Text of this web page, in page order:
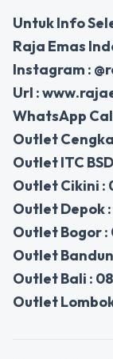
Untuk Info
Raja Emas
Instagram :
Url :
WhatsApp
Outlet
Outlet ITC
Outlet Cikini :
Outlet Depok
Outlet Bogor
Outlet
Outlet Bali :
Outlet